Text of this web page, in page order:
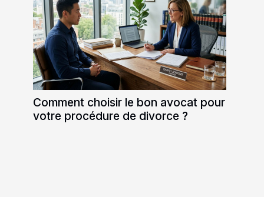
Comment choisir le bon avocat pour
votre procédure de divorce ?